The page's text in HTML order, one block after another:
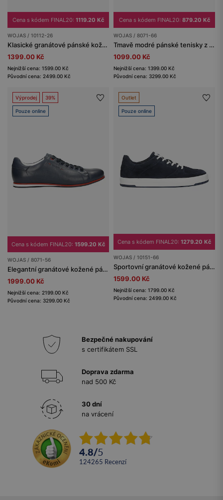
Cena s kódem FINAL20: 1119.20 Kč
WOJAS / 10112-26
Klasické granátové pánské kožené boty z nubuku
1399.00 Kč
Nejnižší cena: 1599.00 Kč
Původní cena: 2499.00 Kč
Cena s kódem FINAL20: 879.20 Kč
WOJAS / 8071-66
Tmavě modré pánské tenisky z velurové štípané kůže
1099.00 Kč
Nejnižší cena: 1399.00 Kč
Původní cena: 3299.00 Kč
Výprodej 39%
Pouze online
Cena s kódem FINAL20: 1599.20 Kč
WOJAS / 8071-56
Elegantní granátové kožené pánské letní boty
1999.00 Kč
Nejnižší cena: 2199.00 Kč
Původní cena: 3299.00 Kč
Outlet
Pouze online
Cena s kódem FINAL20: 1279.20 Kč
WOJAS / 10151-66
Sportovní granátové kožené pánské tenisky s bílým šněrováním
1599.00 Kč
Nejnižší cena: 1799.00 Kč
Původní cena: 2499.00 Kč
Bezpečné nakupování
s certifikátem SSL
Doprava zdarma
nad 500 Kč
30 dní
na vrácení
4.8/5
124265 recenzí